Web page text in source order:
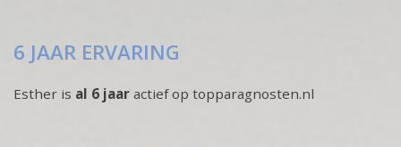
6 JAAR ERVARING
Esther is al 6 jaar actief op topparagnosten.nl